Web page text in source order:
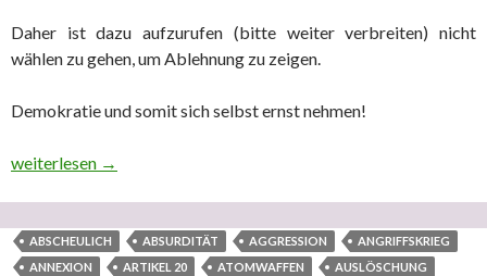
Daher ist dazu aufzurufen (bitte weiter verbreiten) nicht
wählen zu gehen, um Ablehnung zu zeigen.
Demokratie und somit sich selbst ernst nehmen!
Warum die imperialistische EU aufgelöst und in eine föderative
weiterlesen →
ABSCHEULICH ABSURDITÄT AGGRESSION
ANGRIFFSKRIEG
ANNEXION
ARTIKEL 20 ATOMWAFFEN
AUSLÖSCHUNG